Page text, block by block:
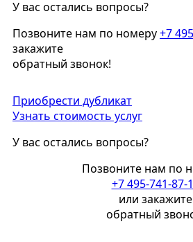
У вас остались вопросы?
Позвоните нам по номеру+7
закажите
обратный звонок!
Приобрести дубликат
Узнать стоимость услуг
У вас остались вопросы?
Позвоните нам по
+7 495-741-87-
или закажите
обратный